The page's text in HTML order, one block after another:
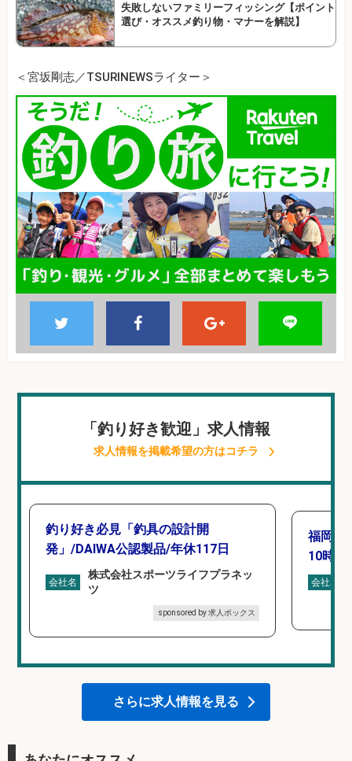
失敗しないファミリーフィッシング【ポイント
選び・オススメ釣り物・マナーを解説】
＜宮坂剛志／TSURINEWSライター＞
「釣り好き歓迎」求人情報
求人情報を掲載希望の方はコチラ
釣り好き必見「釣具の設計開
発」/DAIWA公認製品/年休117日
会社名
株式会社スポーツライフプラネッ
ツ
sponsored by 求人ボックス
福岡「
10時間
会社名
さらに求人情報を見る